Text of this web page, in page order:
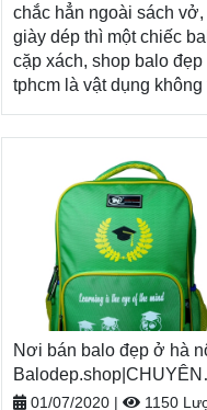
chắc hẳn ngoài sách vở,
giày dép thì một chiếc
cặp xách, shop balo đẹp
tphcm là vật dụng không
cho một năm học mới
tươi sáng. Nhân dịp năm
mới, Balodep.shop tri ân
khách hàng với những
chương trình ưu đãi,
mãi vô cùng hấp dẫn và
dạng sản phẩm.
Balodep.shop|Chuyên
balo đẹp tphcm, Balo-Túi
xách. Giao hàng toàn
Miễn phí đổi trả hàng,
toán tiền khi nhận hàng
Nơi bán balo đẹp ở hà
Balodep.shop|CHUYÊN
BALO-TÚI XÁCH–VALI
01/07/2020 |
1150